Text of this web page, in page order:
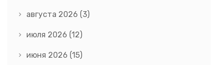
августа 2026 (3)
июля 2026 (12)
июня 2026 (15)